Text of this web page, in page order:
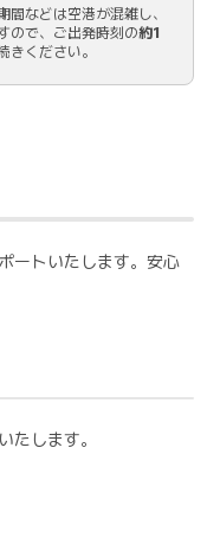
などは空港が混雑し、
ので、ご出発時刻の約1
きください。
ートいたします。安心
たします。